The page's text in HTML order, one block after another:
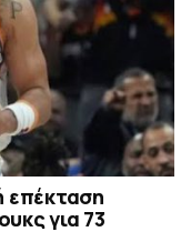
επέκταση
για 73